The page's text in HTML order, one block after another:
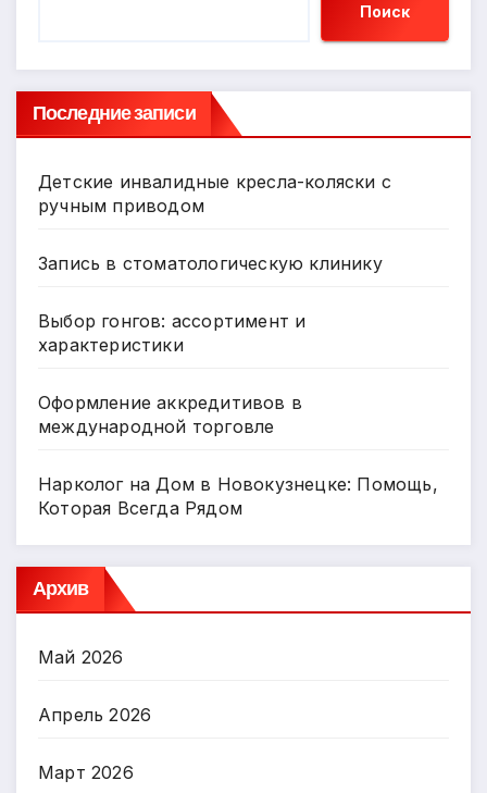
Поиск
Последние записи
Детские инвалидные кресла-коляски с
ручным приводом
Запись в стоматологическую клинику
Выбор гонгов: ассортимент и
характеристики
Оформление аккредитивов в
международной торговле
Нарколог на Дом в Новокузнецке: Помощь,
Которая Всегда Рядом
Архив
Май 2026
Апрель 2026
Март 2026